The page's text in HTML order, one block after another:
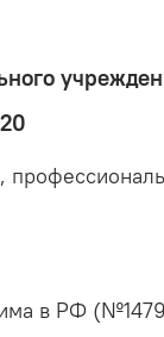
в РФ